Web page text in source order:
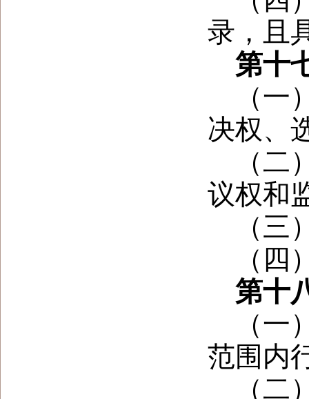
录，且
第十
（
决权、
（
议权和
（
（
第十
（
范围内
（